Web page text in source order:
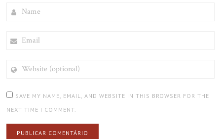
(OPTIONAL)
SAVE MY NAME, EMAIL, AND WEBSITE IN THIS BROWSER FOR THE
NEXT TIME I COMMENT.